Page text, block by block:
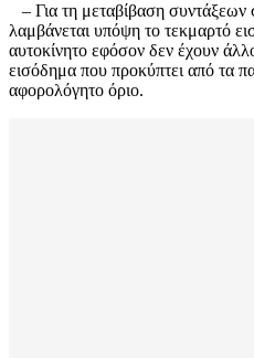
– Για τη μεταβίβαση συντάξεων
λαμβάνεται υπόψη το τεκμαρτό
αυτοκίνητο εφόσον δεν έχουν
εισόδημα που προκύπτει από τα
αφορολόγητο όριο.